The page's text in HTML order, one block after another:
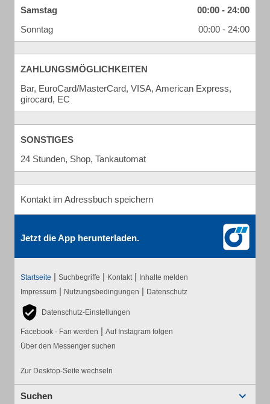
Samstag
00:00 - 24:00
Sonntag
00:00 - 24:00
ZAHLUNGSMÖGLICHKEITEN
Bar, EuroCard/MasterCard, VISA, American Express,
girocard, EC
SONSTIGES
24 Stunden, Shop, Tankautomat
Kontakt im Adressbuch speichern
Jetzt die App herunterladen.
Startseite | Suchbegriffe | Kontakt | Inhalte melden
Impressum | Nutzungsbedingungen | Datenschutz
Datenschutz-Einstellungen
Facebook - Fan werden | Auf Instagram folgen
Über den Messenger suchen
Zur Desktop-Seite wechseln
Suchen